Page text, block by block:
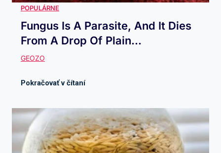
Fungus Is A Parasite, And It Dies
From A Drop Of Plain...